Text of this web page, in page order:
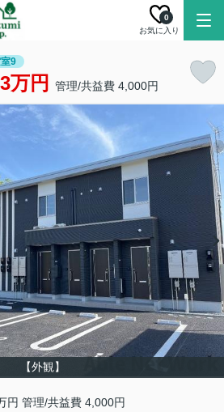
お気に入り
0
9
万円 管理/共益費 4,000円
【外観】
円 管理/共益費 4,000円